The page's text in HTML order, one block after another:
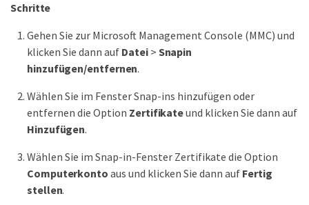
Schritte
Gehen Sie zur Microsoft Management Console (MMC) und
klicken Sie dann auf Datei> Snapin
hinzufügen/entfernen.
Wählen Sie im Fenster Snap-ins hinzufügen oder
entfernen die Option Zertifikateund klicken Sie dann auf
Hinzufügen.
Wählen Sie im Snap-in-Fenster Zertifikate die Option
Computerkonto aus und klicken Sie dann auf Fertig
stellen.